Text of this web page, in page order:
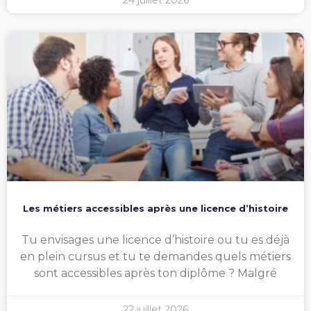
Les métiers accessibles après une licence d’histoire
Tu envisages une licence d’histoire ou tu es déjà
en plein cursus et tu te demandes quels métiers
sont accessibles après ton diplôme ? Malgré